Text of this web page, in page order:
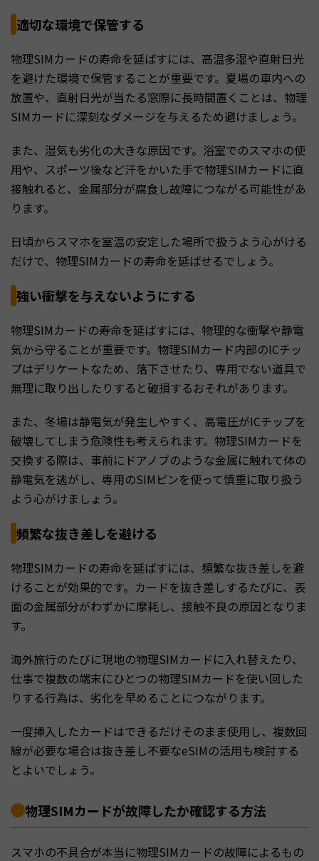
適切な環境で保管する
物理SIMカードの寿命を延ばすには、高温多湿や直射日光
を避けた環境で保管することが重要です。夏場の車内への
放置や、直射日光が当たる窓際に長時間置くことは、物理
SIMカードに深刻なダメージを与えるため避けましょう。
また、湿気も劣化の大きな原因です。浴室でのスマホの使
用や、スポーツ後など汗をかいた手で物理SIMカードに直
接触れると、金属部分が腐食し故障につながる可能性があ
ります。
日頃からスマホを室温の安定した場所で扱うよう心がける
だけで、物理SIMカードの寿命を延ばせるでしょう。
強い衝撃を与えないようにする
物理SIMカードの寿命を延ばすには、物理的な衝撃や静電
気から守ることが重要です。物理SIMカード内部のICチッ
プはデリケートなため、落下させたり、専用でない道具で
無理に取り出したりすると破損するおそれがあります。
また、冬場は静電気が発生しやすく、高電圧がICチップを
破壊してしまう危険性も考えられます。物理SIMカードを
交換する際は、事前にドアノブのような金属に触れて体の
静電気を逃がし、専用のSIMピンを使って慎重に取り扱う
よう心がけましょう。
頻繁な抜き差しを避ける
物理SIMカードの寿命を延ばすには、頻繁な抜き差しを避
けることが効果的です。カードを抜き差しするたびに、表
面の金属部分がわずかに摩耗し、接触不良の原因となりま
す。
海外旅行のたびに現地の物理SIMカードに入れ替えたり、
仕事で複数の端末にひとつの物理SIMカードを使い回した
りする行為は、劣化を早めることにつながります。
一度挿入したカードはできるだけそのまま使用し、複数回
線が必要な場合は抜き差し不要なeSIMの活用も検討する
とよいでしょう。
物理SIMカードが故障したか確認する方法
スマホの不具合が本当に物理SIMカードの故障によるもの